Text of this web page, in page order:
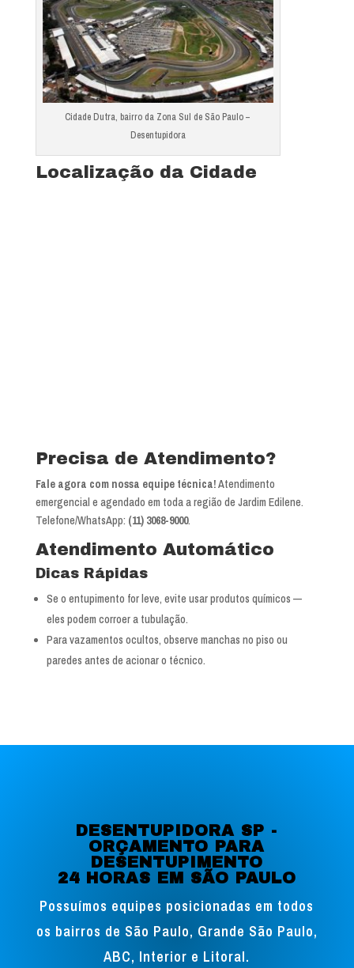
Cidade Dutra, bairro da Zona Sul de São Paulo –
Desentupidora
Localização da Cidade
Precisa de Atendimento?
Fale agora com nossa equipe técnica!Atendimento
emergencial e agendado em toda a região de Jardim Edilene.
Telefone/WhatsApp: (11) 3068-9000.
Atendimento Automático
Dicas Rápidas
Se o entupimento for leve, evite usar produtos químicos —
eles podem corroer a tubulação.
Para vazamentos ocultos, observe manchas no piso ou
paredes antes de acionar o técnico.
DESENTUPIDORA SP -
ORÇAMENTO PARA
DESENTUPIMENTO
24 HORAS EM SÃO PAULO
Possuímos equipes posicionadas em todos
os bairros de São Paulo, Grande São Paulo,
ABC, Interior e Litoral.